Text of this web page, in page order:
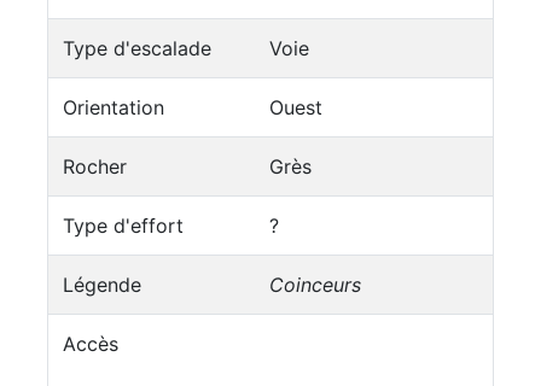
Type d'escalade Voie
Orientation Ouest
Rocher Grès
Type d'effort ?
Légende Coinceurs
Accès